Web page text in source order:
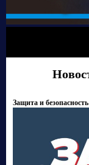
Защита и